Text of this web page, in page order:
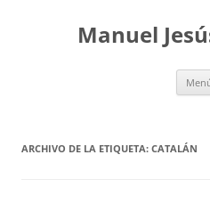
contenidoManuel
ARCHIVO DE LA ETIQUETA: CATALÁN